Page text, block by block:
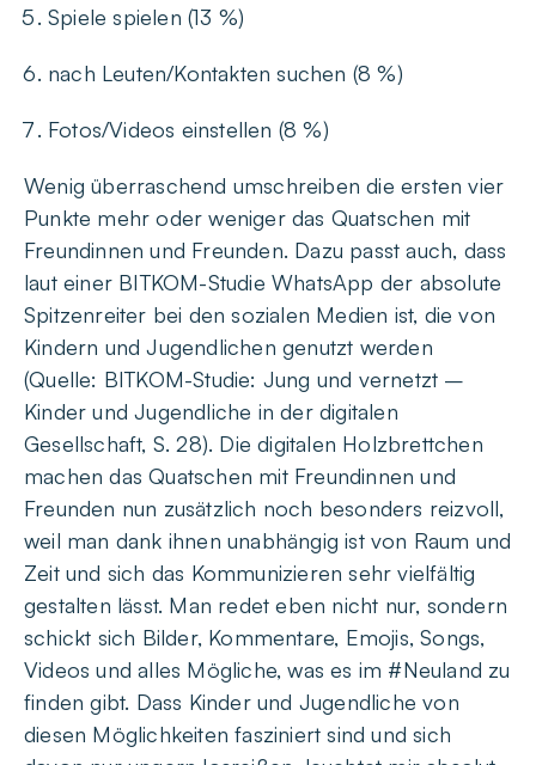
Spiele spielen (13 %)
nach Leuten/Kontakten suchen (8 %)
Fotos/Videos einstellen (8 %)
Wenig überraschend umschreiben die ersten vier
Punkte mehr oder weniger das Quatschen mit
Freundinnen und Freunden. Dazu passt auch, dass
laut einer BITKOM-Studie WhatsApp der absolute
Spitzenreiter bei den sozialen Medien ist, die von
Kindern und Jugendlichen genutzt werden
(Quelle: BITKOM-Studie: Jung und vernetzt –
Kinder und Jugendliche in der digitalen
Gesellschaft, S. 28). Die digitalen Holzbrettchen
machen das Quatschen mit Freundinnen und
Freunden nun zusätzlich noch besonders reizvoll,
weil man dank ihnen unabhängig ist von Raum und
Zeit und sich das Kommunizieren sehr vielfältig
gestalten lässt. Man redet eben nicht nur, sondern
schickt sich Bilder, Kommentare, Emojis, Songs,
Videos und alles Mögliche, was es im #Neuland zu
finden gibt. Dass Kinder und Jugendliche von
diesen Möglichkeiten fasziniert sind und sich